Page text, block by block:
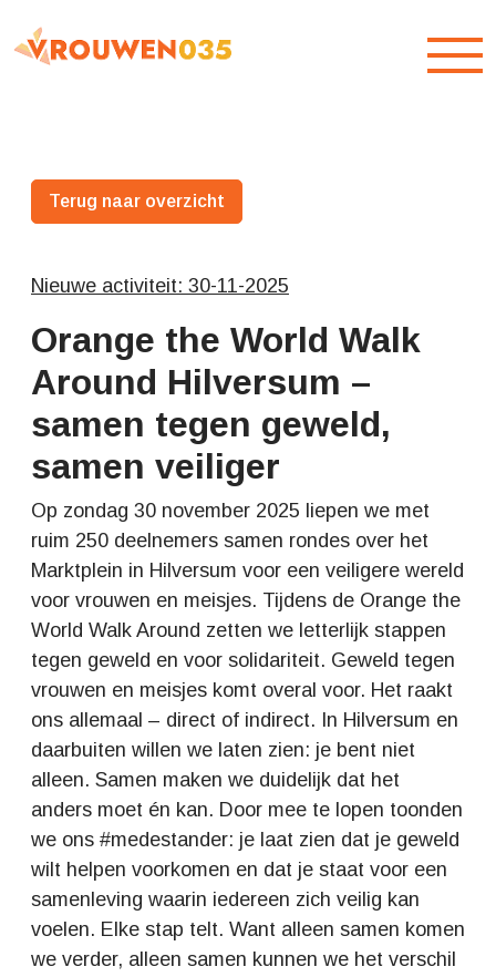
Terug naar overzicht
Nieuwe activiteit: 30-11-2025
Orange the World Walk
Around Hilversum –
samen tegen geweld,
samen veiliger
Op zondag 30 november 2025 liepen we met
ruim 250 deelnemers samen rondes over het
Marktplein in Hilversum voor een veiligere wereld
voor vrouwen en meisjes. Tijdens de Orange the
World Walk Around zetten we letterlijk stappen
tegen geweld en voor solidariteit. Geweld tegen
vrouwen en meisjes komt overal voor. Het raakt
ons allemaal – direct of indirect. In Hilversum en
daarbuiten willen we laten zien: je bent niet
alleen. Samen maken we duidelijk dat het
anders moet én kan. Door mee te lopen toonden
we ons #medestander: je laat zien dat je geweld
wilt helpen voorkomen en dat je staat voor een
samenleving waarin iedereen zich veilig kan
voelen. Elke stap telt. Want alleen samen komen
we verder, alleen samen kunnen we het verschil